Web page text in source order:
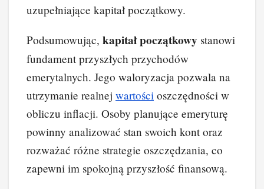
uzupełniające kapitał początkowy.
Podsumowując, kapitał początkowy stanowi
fundament przyszłych przychodów
emerytalnych. Jego waloryzacja pozwala na
utrzymanie realnej wartości oszczędności w
obliczu inflacji. Osoby planujące emeryturę
powinny analizować stan swoich kont oraz
rozważać różne strategie oszczędzania, co
zapewni im spokojną przyszłość finansową.